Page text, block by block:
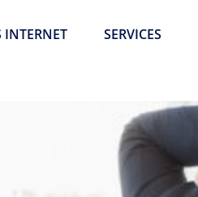
INTERNET SERVICES